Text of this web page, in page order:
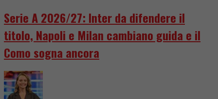
Serie A 2026/27: Inter da difendere il
titolo, Napoli e Milan cambiano guida e il
Como sogna ancora